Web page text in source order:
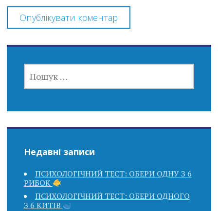
Недавні записи
ПСИХОЛОГІЧНИЙ ТЕСТ: ОБЕРИ ОДНУ З 6
РИБОК
ПСИХОЛОГІЧНИЙ ТЕСТ: ОБЕРИ ОДНОГО
З 6 КИТІВ